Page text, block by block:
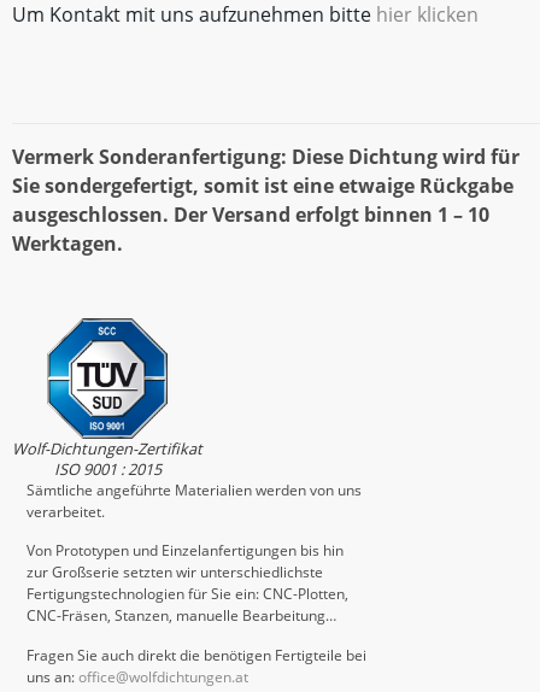
Um Kontakt mit uns aufzunehmen bitte hier klicken
Vermerk Sonderanfertigung: Diese Dichtung wird für
Sie sondergefertigt, somit ist eine etwaige Rückgabe
ausgeschlossen. Der Versand erfolgt binnen 1 – 10
Werktagen.
Wolf-Dichtungen-Zertifikat
ISO 9001 : 2015
Sämtliche angeführte Materialien werden von uns
verarbeitet.
Von Prototypen und Einzelanfertigungen bis hin
zur Großserie setzten wir unterschiedlichste
Fertigungstechnologien für Sie ein: CNC-Plotten,
CNC-Fräsen, Stanzen, manuelle Bearbeitung…
Fragen Sie auch direkt die benötigen Fertigteile bei
uns an:office@wolfdichtungen.at